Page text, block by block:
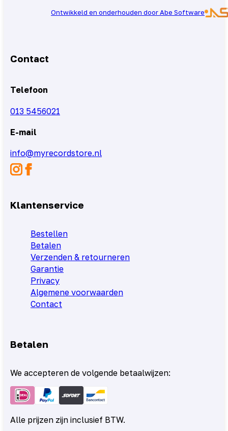
Ontwikkeld en onderhouden door Abe Software
Contact
Telefoon
013 5456021
E-mail
info@myrecordstore.nl
Klantenservice
Bestellen
Betalen
Verzenden & retourneren
Garantie
Privacy
Algemene voorwaarden
Contact
Betalen
We accepteren de volgende betaalwijzen:
Alle prijzen zijn inclusief BTW.